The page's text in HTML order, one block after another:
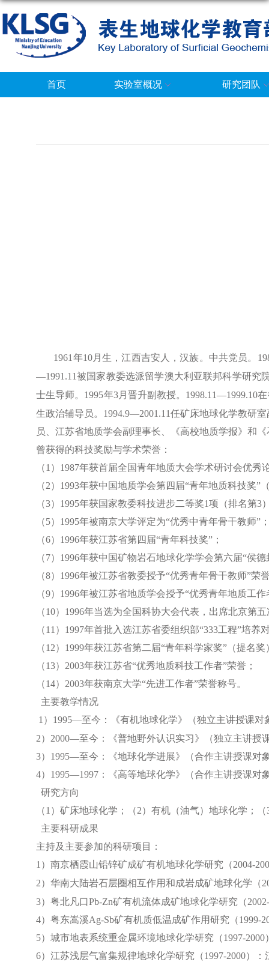
首页 实验室概况 研究团队
1961 年10月生，江西吉安人，汉族。中共党员。
—1991.11被国家教委选派留学澳大利亚联邦科学研究
士生导师。 1995年3月晋升副教授。 1998.11—1999.10
生政治辅导员。 1994.9—2001.11任矿床地球化学教研
员、江苏省地质学会副理事长、《高校地质学报》和
曾获得的科技奖励与学术荣誉：
（1 ） 1987年获首届全国青年地质大会学术研讨会优秀
（2） 1993年获中国地质学会第四届“青年地质科技奖”
（3） 1995年获国家教委科技进步二等奖1项（排名第3
（5） 1995年被南京大学评定为“优秀中青年骨干教师”
（6） 1996年获江苏省第四届“青年科技奖”；
（7） 1996年获中国矿物岩石地球化学学会第六届“侯德
（8） 1996年被江苏省教委授予“优秀青年骨干教师”荣
（9） 1996年被江苏省地质学会授予“优秀青年地质工作
（10） 1996年当选为全国科协大会代表，出席北京第
（11 ） 1997年首批入选江苏省委组织部“333工程”培养
（12） 1999年获江苏省第二届“青年科学家奖”（提名奖
（13） 2003年获江苏省“优秀地质科技工作者”荣誉；
（14） 2003年获南京大学“先进工作者”荣誉称号。
主要教学情况
1 ） 1995—至今：《有机地球化学》（独立主讲授课对
2） 2000—至今：《普地野外认识实习》（独立主讲授
3） 1995—至今：《地球化学进展》（合作主讲授课对
4） 1995—1997 ：《高等地球化学》（合作主讲授课对
研究方向
（1 ）矿床地球化学； （2）有机（油气）地球化学； （
主要科研成果
主持及主要参加的科研项目：
1 ）南京栖霞山铅锌矿成矿有机地球化学研究（2004-
2）华南大陆岩石层圈相互作用和成岩成矿地球化学（
3）粤北凡口Pb-Zn矿有机流体成矿地球化学研究（
4）粤东嵩溪Ag-Sb矿有机质低温成矿作用研究（1999-
5）城市地表系统重金属环境地球化学研究（1997-2000
6）江苏浅层气富集规律地球化学研究（1997-2000）：